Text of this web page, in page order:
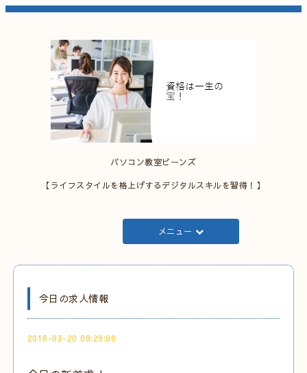
パソコン教室ビーンズ
【ライフスタイルを格上げするデジタルスキルを習得！】
メニュー
今日の求人情報
2018-03-20 09:29:00